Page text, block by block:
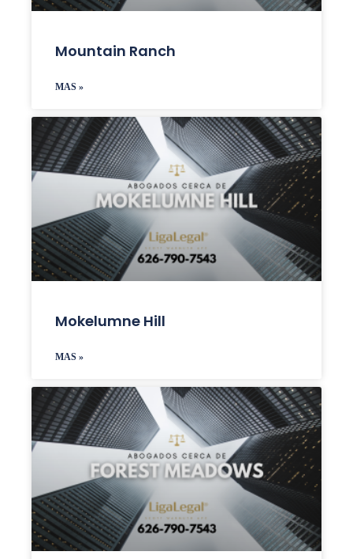
Mountain Ranch
MAS »
Mokelumne Hill
MAS »